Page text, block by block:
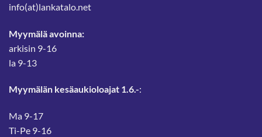
info(at)lankatalo.net
Myymälä avoinna:
arkisin 9-16
la 9-13
Myymälän kesäaukioloajat 1.6.-:
Ma 9-17
Ti-Pe 9-16